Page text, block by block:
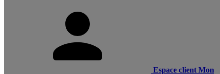
Espace client Mon